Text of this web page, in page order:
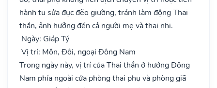
hành tu sửa đục đẽo giường, tránh làm động Thai
thần, ảnh hưởng đến cả người mẹ và thai nhi.
Ngày: Giáp Tý
Vị trí: Môn, Đôi, ngoại Đông Nam
Trong ngày này, vị trí của Thai thần ở hướng Đông
Nam phía ngoài cửa phòng thai phụ và phòng giã